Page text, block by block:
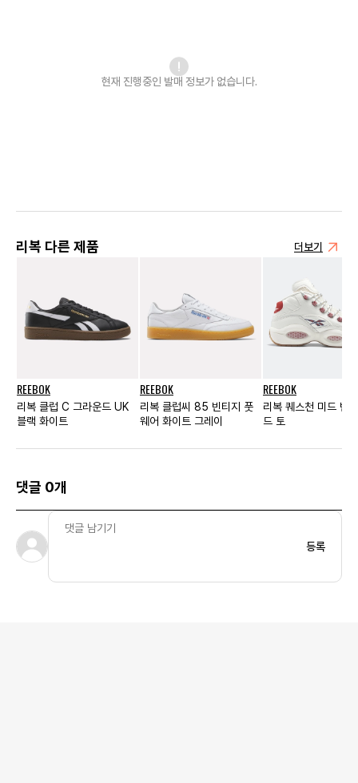
현재 진행중인 발매 정보가 없습니다.
리복 다른 제품 더보기
REEBOK
리복 클럽 C 그라운드 UK
블랙 화이트
REEBOK
리복 클럽씨 85 빈티지 풋
웨어 화이트 그레이
REEBOK
리복 퀘스천 미드 빈
드 토
댓글 0개
등록